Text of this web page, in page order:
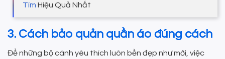
Tím Hiệu Quả Nhất
3. Cách bảo quản quần áo đúng cách
Để những bộ cánh yêu thích luôn bền đẹp như mới, việc